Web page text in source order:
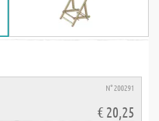
N° 200291
€ 20,25